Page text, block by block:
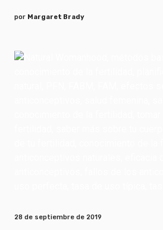
por Margaret Brady
28 de septiembre de 2019